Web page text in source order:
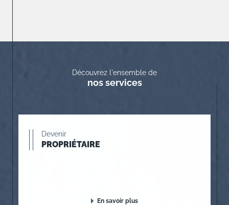
Découvrez l'ensemble de
nos services
Devenir
PROPRIÉTAIRE
En savoir plus